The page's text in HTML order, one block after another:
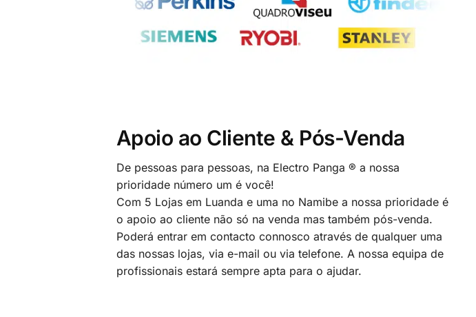
Apoio ao Cliente & Pós-Venda
De pessoas para pessoas, na Electro Panga ® a nossa
prioridade número um é você!
Com 5 Lojas em Luanda e uma no Namibe a nossa prioridade é
o apoio ao cliente não só na venda mas também pós-venda.
Poderá entrar em contacto connosco através de qualquer uma
das nossas lojas, via e-mail ou via telefone. A nossa equipa de
profissionais estará sempre apta para o ajudar.